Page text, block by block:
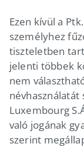
Ezen kívül a
személyhez
tiszteletben
jelenti többek
nem
névhasználatát
Luxembourg
való jogának
szerint